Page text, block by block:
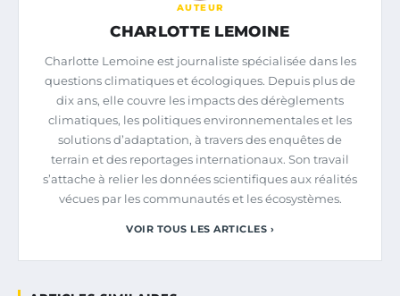
AUTEUR
CHARLOTTE LEMOINE
Charlotte Lemoine est journaliste spécialisée dans les
questions climatiques et écologiques. Depuis plus de
dix ans, elle couvre les impacts des dérèglements
climatiques, les politiques environnementales et les
solutions d’adaptation, à travers des enquêtes de
terrain et des reportages internationaux. Son travail
s’attache à relier les données scientifiques aux réalités
vécues par les communautés et les écosystèmes.
VOIR TOUS LES ARTICLES ›